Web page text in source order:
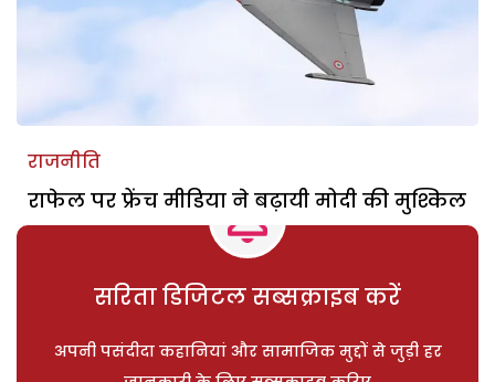
राजनीति
राफेल पर फ्रेंच मीडिया ने बढ़ायी मोदी की मुश्किल
सरिता डिजिटल सब्सक्राइब करें
अपनी पसंदीदा कहानियां और सामाजिक मुद्दों से जुड़ी हर